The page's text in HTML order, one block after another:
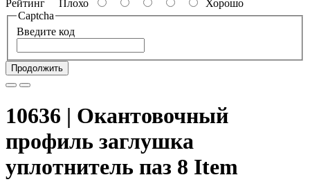
Рейтинг Плохо
Хорошо
Captcha
Введите код
Продолжить
10636 | Окантовочный
профиль заглушка
уплотнитель паз 8 Item